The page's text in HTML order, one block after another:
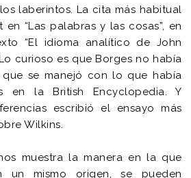
laberintos. La cita más habitual
“Las palabras y las cosas”, en
“El idioma analítico de John
curioso es que Borges no había
se manejó con lo que había
en la British Encyclopedia. Y
escribió el ensayo más
Wilkins.
muestra la manera en la que
un mismo origen, se pueden